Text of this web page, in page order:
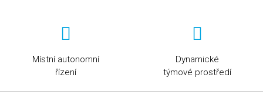
Místní autonomní
řízení
Dynamické
týmové prostředí